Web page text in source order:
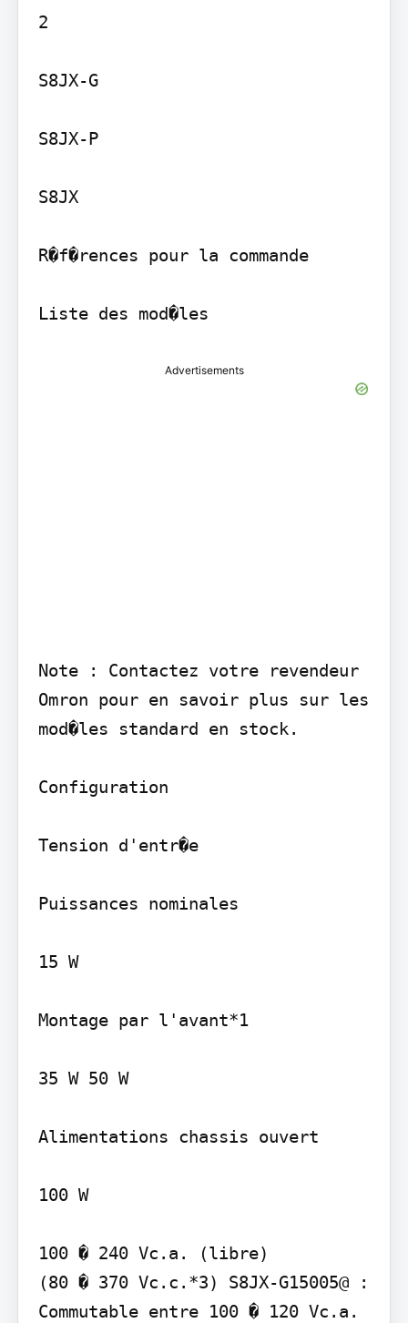
2
S8JX-G
S8JX-P
S8JX
R�f�rences pour la commande
Liste des mod�les
Advertisements
Note : Contactez votre revendeur
Omron pour en savoir plus sur les
mod�les standard en stock.
Configuration
Tension d'entr�e
Puissances nominales
15 W
Montage par l'avant*1
35 W 50 W
Alimentations chassis ouvert
100 W
100 � 240 Vc.a. (libre)
(80 � 370 Vc.c.*3) S8JX-G15005@ :
Commutable entre 100 � 120 Vc.a.